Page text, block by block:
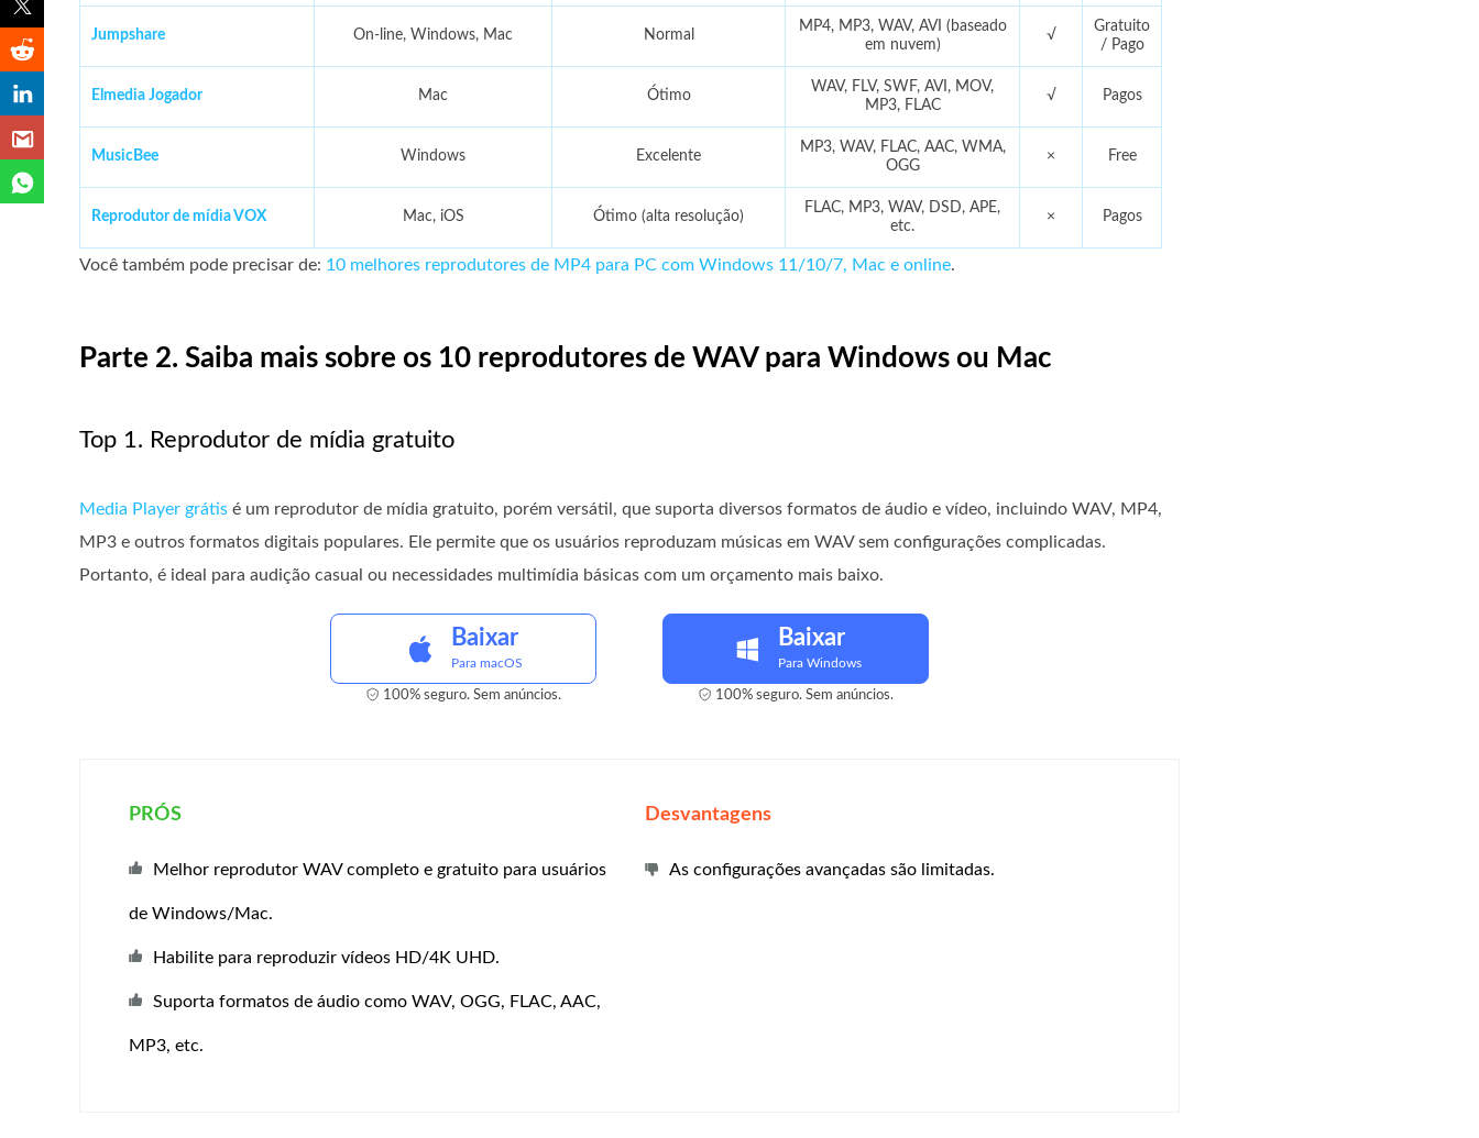
Jumpshare On-line, Windows, Mac Normal
MP4, MP3, WAV, AVI (baseado
em nuvem)
√
Gratuito
/ Pago
Elmedia Jogador Mac Ótimo
WAV, FLV, SWF, AVI, MOV,
MP3, FLAC
√ Pagos
MusicBee Windows Excelente
MP3, WAV, FLAC, AAC, WMA,
OGG
× Free
Reprodutor de mídia VOX Mac, iOS Ótimo (alta resolução)
FLAC, MP3, WAV, DSD, APE,
etc.
× Pagos
Você também pode precisar de: 10 melhores reprodutores de MP4 para PC com Windows 11/10/7, Mac e online.
Parte 2. Saiba mais sobre os 10 reprodutores de WAV para Windows ou Mac
Top 1. Reprodutor de mídia gratuito
Media Player grátis é um reprodutor de mídia gratuito, porém versátil, que suporta diversos formatos de áudio e vídeo, incluindo WAV, MP4,
MP3 e outros formatos digitais populares. Ele permite que os usuários reproduzam músicas em WAV sem configurações complicadas.
Portanto, é ideal para audição casual ou necessidades multimídia básicas com um orçamento mais baixo.
Baixar
Para macOS
100% seguro. Sem anúncios.
Baixar
Para Windows
100% seguro. Sem anúncios.
PRÓS
Melhor reprodutor WAV completo e gratuito para usuários
de Windows/Mac.
Habilite para reproduzir vídeos HD/4K UHD.
Suporta formatos de áudio como WAV, OGG, FLAC, AAC,
MP3, etc.
Desvantagens
As configurações avançadas são limitadas.